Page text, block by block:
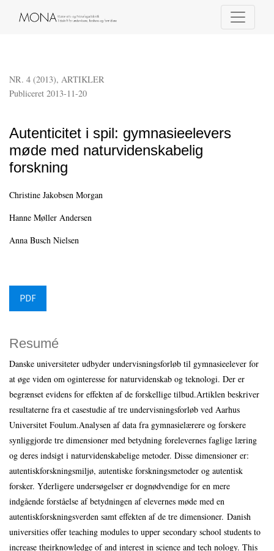
Autenticitet i spil: gymnasieelevers møde med naturvidenskabelig forskning
NR. 4 (2013), ARTIKLER
Autenticitet i spil: gymnasieelevers
møde med naturvidenskabelig
forskning
Publiceret 2013-11-20
Christine Jakobsen Morgan
Hanne Møller Andersen
Anna Busch Nielsen
PDF
Resumé
Danske universiteter udbyder undervisningsforløb til gymnasieelever for
at øge viden om oginteresse for naturvidenskab og teknologi. Der er
begrænset evidens for effekten af de forskellige tilbud.Artiklen beskriver
resultaterne fra et casestudie af tre undervisningsforløb ved Aarhus
Universitet Foulum.Analysen af data fra gymnasielærere og forskere
synliggjorde tre dimensioner med betydning forelevernes faglige læring
og deres indsigt i naturvidenskabelige metoder. Disse dimensioner er:
autentiskforskningsmiljø, autentiske forskningsmetoder og autentisk
forsker. Yderligere undersøgelser er dognødvendige for en mere
indgående forståelse af betydningen af elevernes møde med en
autentiskforskningsverden samt effekten af de tre dimensioner. Danish
universities offer teaching modules to upper secondary school students to
increase theirknowledge of and interest in science and tech nology. This